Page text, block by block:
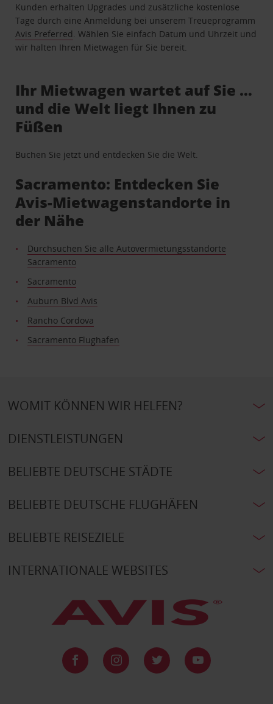
Kunden erhalten Upgrades und zusätzliche kostenlose
Tage durch eine Anmeldung bei unserem Treueprogramm
Avis Preferred . Wählen Sie einfach Datum und Uhrzeit und
wir halten Ihren Mietwagen für Sie bereit.
Ihr Mietwagen wartet auf Sie …
und die Welt liegt Ihnen zu
Füßen
Buchen Sie jetzt und entdecken Sie die Welt.
Sacramento: Entdecken Sie
Avis-Mietwagenstandorte in
der Nähe
Durchsuchen Sie alle Autovermietungsstandorte
Sacramento
Sacramento
Auburn Blvd Avis
Rancho Cordova
Sacramento Flughafen
WOMIT KÖNNEN WIR HELFEN?
DIENSTLEISTUNGEN
BELIEBTE DEUTSCHE STÄDTE
BELIEBTE DEUTSCHE FLUGHÄFEN
BELIEBTE REISEZIELE
INTERNATIONALE WEBSITES